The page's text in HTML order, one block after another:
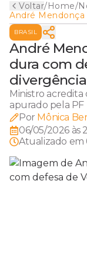
Voltar/Home/
André
discussão dura
de Vorcaro por
em delação
BRASIL
André
dura com
Ministro
apurado pela PF
Por Mônica
06/05/2026 às
Atualizado em